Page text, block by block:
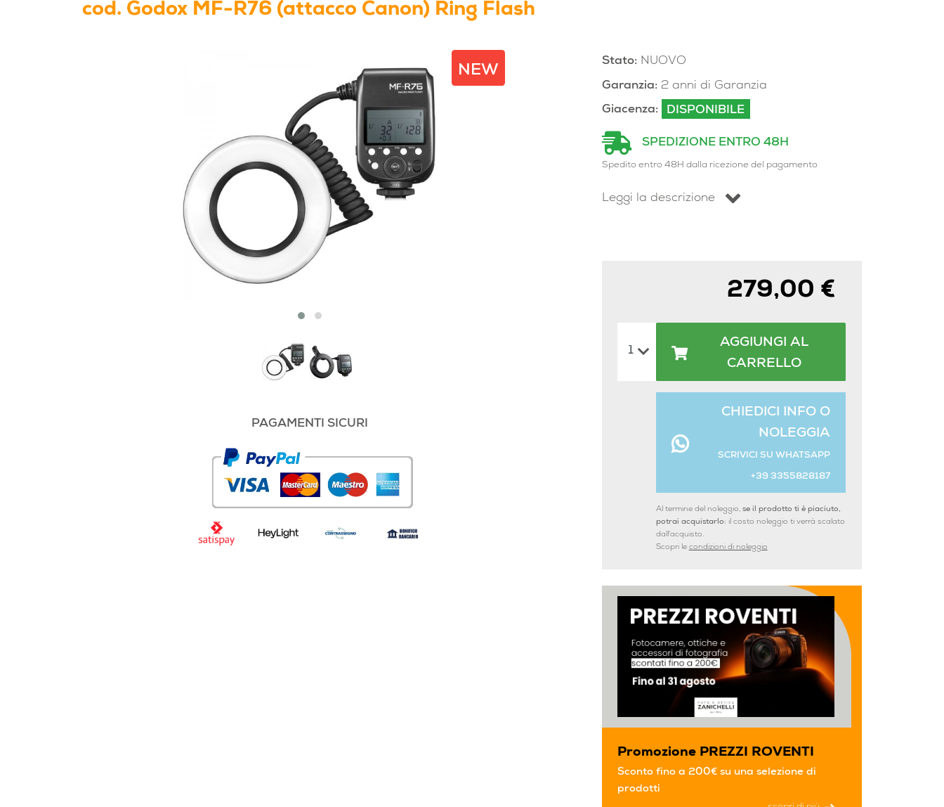
cod. Godox MF-R76 (attacco Canon) Ring Flash
NEW
PAGAMENTI SICURI
Stato: NUOVO
Garanzia: 2 anni di Garanzia
Giacenza: DISPONIBILE
SPEDIZIONE ENTRO 48H
Spedito entro 48H dalla ricezione del pagamento
Leggi la descrizione
279,00 €
AGGIUNGI AL
CARRELLO
CHIEDICI INFO O
NOLEGGIA
SCRIVICI SU WHATSAPP
+39 3355828187
Al termine del noleggio, se il prodotto ti è piaciuto,
potrai acquistarlo: il costo noleggio ti verrà scalato
dall'acquisto.
Scopri le condizioni di noleggio
Promozione PREZZI ROVENTI
Sconto fino a 200€ su una selezione di
prodotti